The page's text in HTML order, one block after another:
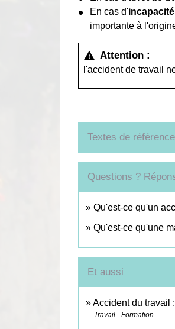
En cas d'
importante à
warning Attention :
l'accident de travail
Textes de référence
Questions ?
Qu'est-ce qu'un
Qu'est-ce qu'une
Et aussi
Accident du travail
Travail - Formation